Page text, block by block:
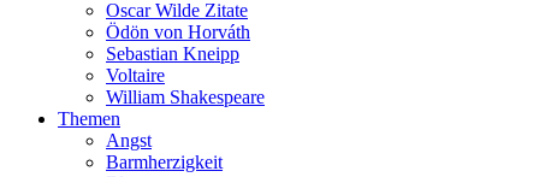
Oscar Wilde Zitate
Ödön von Horváth
Sebastian Kneipp
Voltaire
William Shakespeare
Themen
Angst
Barmherzigkeit